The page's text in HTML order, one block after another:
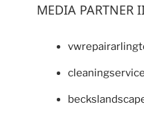
MEDIA PARTNER